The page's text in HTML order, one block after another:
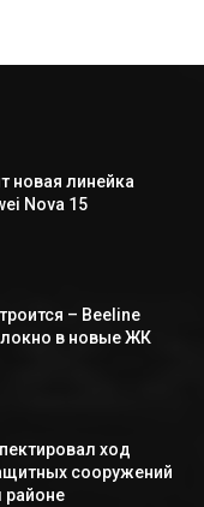
новая линейка
Nova 15
– Beeline
в новые ЖК
ход
сооружений